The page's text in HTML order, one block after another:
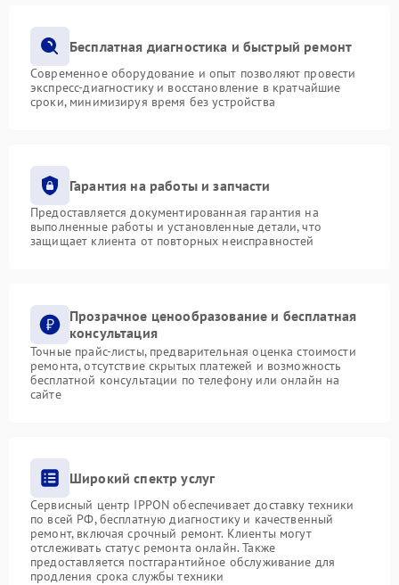
Бесплатная диагностика и быстрый ремонт
Современное оборудование и опыт позволяют провести
экспресс-диагностику и восстановление в кратчайшие
сроки, минимизируя время без устройства
Гарантия на работы и запчасти
Предоставляется документированная гарантия на
выполненные работы и установленные детали, что
защищает клиента от повторных неисправностей
Прозрачное ценообразование и бесплатная
консультация
Точные прайс-листы, предварительная оценка стоимости
ремонта, отсутствие скрытых платежей и возможность
бесплатной консультации по телефону или онлайн на
сайте
Широкий спектр услуг
Сервисный центр IPPON обеспечивает доставку техники
по всей РФ, бесплатную диагностику и качественный
ремонт, включая срочный ремонт. Клиенты могут
отслеживать статус ремонта онлайн. Также
предоставляется постгарантийное обслуживание для
продления срока службы техники